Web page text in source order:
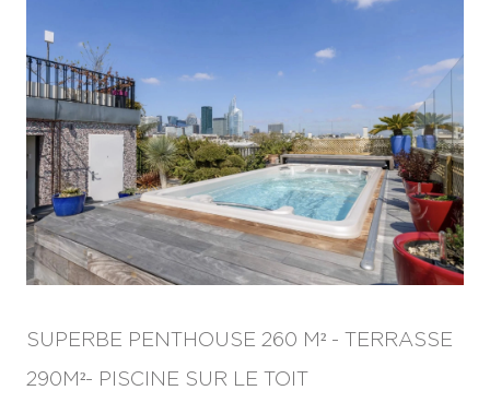
SUPERBE PENTHOUSE 260 M² - TERRASSE
290M²- PISCINE SUR LE TOIT